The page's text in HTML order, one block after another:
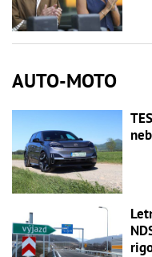
AUTO-MOTO